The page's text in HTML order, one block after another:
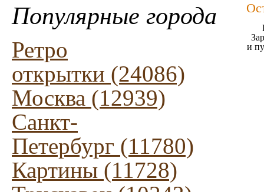
Популярные города
Ретро
открытки (24086)
Москва (12939)
Санкт-
Петербург (11780)
Картины (11728)
и